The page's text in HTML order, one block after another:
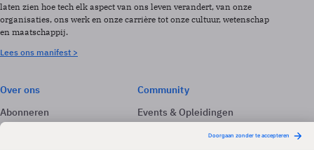
laten zien hoe tech elk aspect van ons leven verandert, van onze
organisaties, ons werk en onze carrière tot onze cultuur, wetenschap
en maatschappij.
Lees ons manifest >
Over ons
Abonneren
Adverteren
Community
Events & Opleidingen